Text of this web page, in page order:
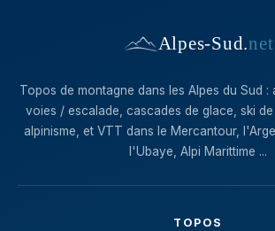
Alpes-Sud.net
Topos de montagne dans les Alpes du Sud :
voies / escalade, cascades de glace, ski
alpinisme, et VTT dans le Mercantour,
l'Ubaye, Alpi Marittime ...
TOPOS